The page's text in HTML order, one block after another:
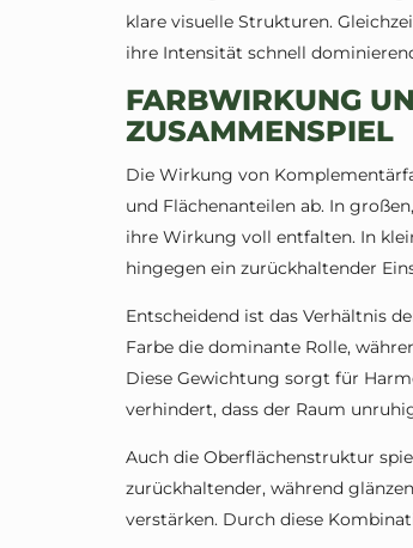
klare visuelle Strukturen.
ihre Intensität schnell
FARBWIRKUNG
ZUSAMMENSPIEL
Die Wirkung von
und Flächenanteilen ab. In
ihre Wirkung voll entfalten. In
hingegen ein zurückhaltender
Entscheidend ist das Verhältnis
Farbe die dominante Rolle,
Diese Gewichtung sorgt für
verhindert, dass der Raum
Auch die Oberflächenstruktur
zurückhaltender, während
verstärken. Durch diese